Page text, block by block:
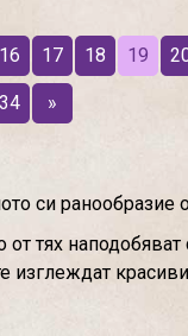
16 17 18 19
34 »
си ранообразие
тях
изглеждат